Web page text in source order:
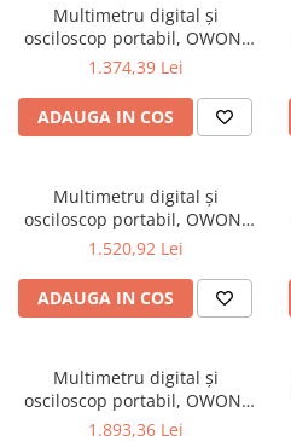
Multimetru digital și
osciloscop portabil, OWON,
HDS272S, 200mV-1kV, 200mA-
1.374,39 Lei
ADAUGA IN COS
Multimetru digital și
osciloscop portabil, OWON,
HDS2102S, 200mV-1kV,
1.520,92 Lei
ADAUGA IN COS
Multimetru digital și
osciloscop portabil, OWON,
HDS2202S, 200mV-1kV,
1.893,36 Lei